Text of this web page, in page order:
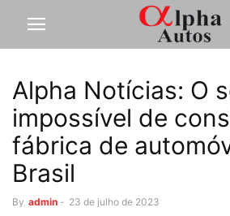
Alpha Notícias: O
impossível de
fábrica de
Brasil
By admin - 23 de julho de 2023